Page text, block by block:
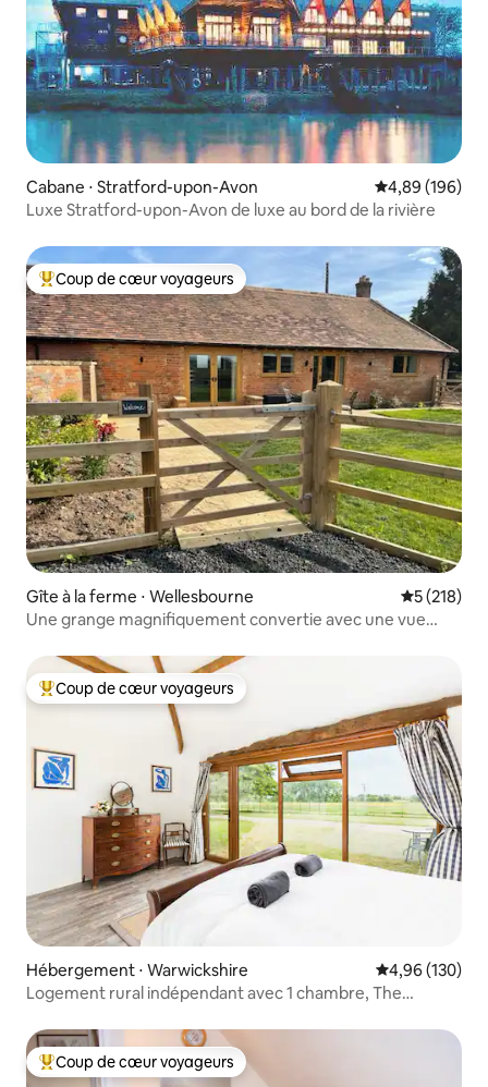
Cabane ⋅ Stratford-upon-Avon Évaluation
4,89 (196)
Luxe Stratford-upon-Avon de luxe au bord de la rivière
Coups de cœur voyageurs les plus appréciés
Coup de cœur voyageurs
Gîte à la ferme ⋅ Wellesbourne Évaluation
5 (218)
Une grange magnifiquement convertie avec une vue
Coups de cœur voyageurs les plus appréciés
Coup de cœur voyageurs
Hébergement ⋅ Warwickshire Évaluation
4,96 (130)
Logement rural indépendant avec 1 chambre, The
Coups de cœur voyageurs les plus appréciés
Coup de cœur voyageurs